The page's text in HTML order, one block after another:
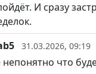
И сразу
31.03.2026, 09:19
что